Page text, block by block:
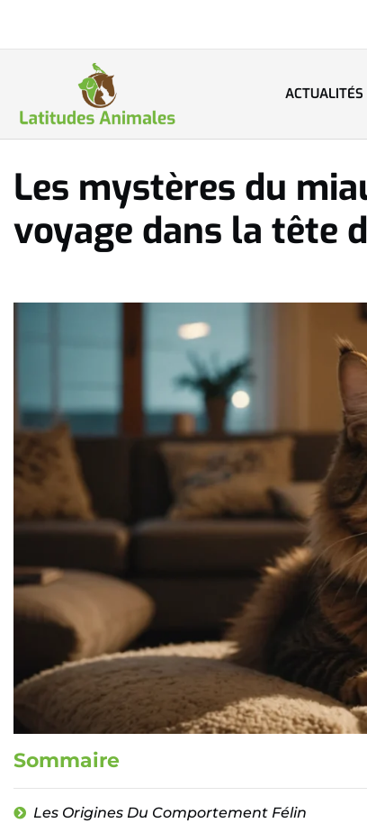
Les mystères du
voyage dans la tête
Sommaire
Les Origines Du Comportement Félin